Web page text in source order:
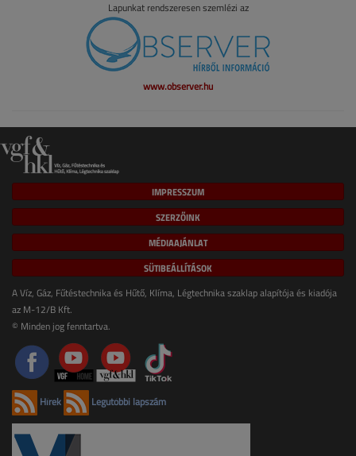
Lapunkat rendszeresen szemlézi az
www.observer.hu
IMPRESSZUM
SZERZŐINK
MÉDIAAJÁNLAT
SÜTIBEÁLLÍTÁSOK
A Víz, Gáz, Fűtéstechnika és Hűtő, Klíma, Légtechnika szaklap alapítója és kiadója
az M-12/B Kft.
© Minden jog fenntartva.
Hírek Legutóbbi lapszám